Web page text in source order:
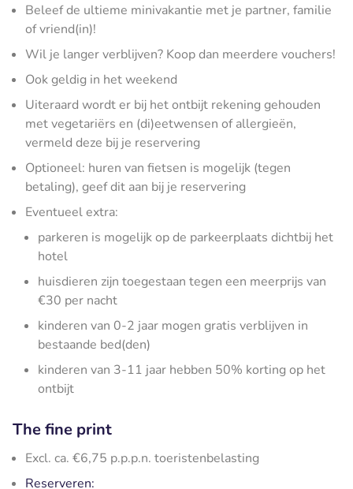
Beleef de ultieme minivakantie met je partner, familie
of vriend(in)!
Wil je langer verblijven? Koop dan meerdere vouchers!
Ook geldig in het weekend
Uiteraard wordt er bij het ontbijt rekening gehouden
met vegetariërs en (di)eetwensen of allergieën,
vermeld deze bij je reservering
Optioneel: huren van fietsen is mogelijk (tegen
betaling), geef dit aan bij je reservering
Eventueel extra:
parkeren is mogelijk op de parkeerplaats dichtbij het
hotel
huisdieren zijn toegestaan tegen een meerprijs van
€30 per nacht
kinderen van 0-2 jaar mogen gratis verblijven in
bestaande bed(den)
kinderen van 3-11 jaar hebben 50% korting op het
ontbijt
The fine print
Excl. ca. €6,75 p.p.p.n. toeristenbelasting
Reserveren: